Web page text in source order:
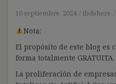
10 septiembre, 2024 ibdehere
Nota:
El propósito de este blog es
forma totalmente GRATUITA.
La proliferación de